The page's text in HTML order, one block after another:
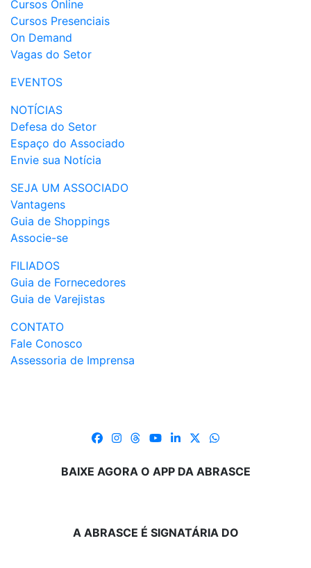
Cursos Online
Cursos Presenciais
On Demand
Vagas do Setor
EVENTOS
NOTÍCIAS
Defesa do Setor
Espaço do Associado
Envie sua Notícia
SEJA UM ASSOCIADO
Vantagens
Guia de Shoppings
Associe-se
FILIADOS
Guia de Fornecedores
Guia de Varejistas
CONTATO
Fale Conosco
Assessoria de Imprensa
BAIXE AGORA O APP DA ABRASCE
A ABRASCE É SIGNATÁRIA DO